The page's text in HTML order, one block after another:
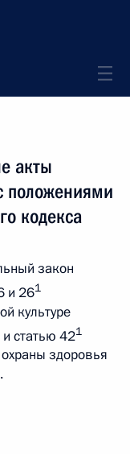
акты
положениями
кодекса
закон
и 261
культуре
статью 421
здоровья